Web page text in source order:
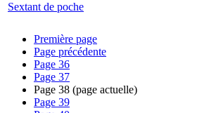
Sextant de poche
Première page
Page précédente
Page 36
Page 37
Page 38 (page actuelle)
Page 39